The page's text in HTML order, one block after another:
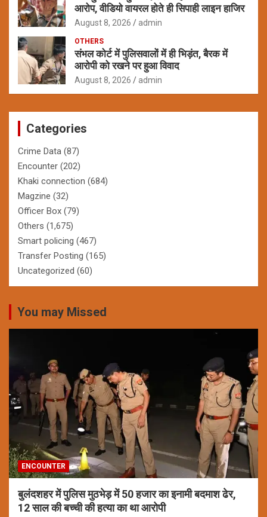
आरोप, वीडियो वायरल होते ही सिपाही लाइन हाजिर
August 8, 2026 admin
OTHERS
संभल कोर्ट में पुलिसवालों में ही भिड़ंत, बैरक में
आरोपी को रखने पर हुआ विवाद
August 8, 2026 admin
Categories
Crime Data (87)
Encounter (202)
Khaki connection (684)
Magzine (32)
Officer Box (79)
Others (1,675)
Smart policing (467)
Transfer Posting (165)
Uncategorized (60)
You may Missed
ENCOUNTER
बुलंदशहर में पुलिस मुठभेड़ में 50 हजार का इनामी बदमाश ढेर,
12 साल की बच्ची की हत्या का था आरोपी